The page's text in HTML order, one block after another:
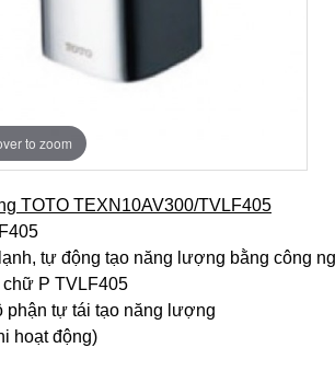
to zoom
TOTO TEXN10AV300/TVLF405
tự động tạo năng lượng bằng công
P TVLF405
phận tự tái tạo năng lượng
hoạt động)